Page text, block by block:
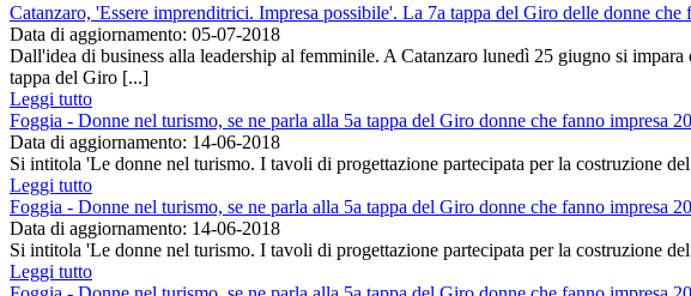
Catanzaro, 'Essere imprenditrici. Impresa possibile'. La 7a tappa del Giro delle donne che
Data di aggiornamento: 05-07-2018
Dall'idea di business alla leadership al femminile. A Catanzaro lunedì 25 giugno si
tappa del Giro [...]
Leggi tutto
Foggia - Donne nel turismo, se ne parla alla 5a tappa del Giro donne che fanno impresa
Data di aggiornamento: 14-06-2018
Si intitola 'Le donne nel turismo. I tavoli di progettazione partecipata per la costruzione
Leggi tutto
Foggia - Donne nel turismo, se ne parla alla 5a tappa del Giro donne che fanno impresa
Data di aggiornamento: 14-06-2018
Si intitola 'Le donne nel turismo. I tavoli di progettazione partecipata per la costruzione
Leggi tutto